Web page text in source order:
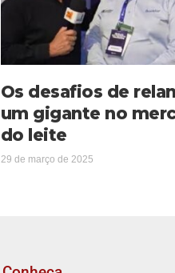
Os desafios de
um gigante no
do leite
29 de março de 2025